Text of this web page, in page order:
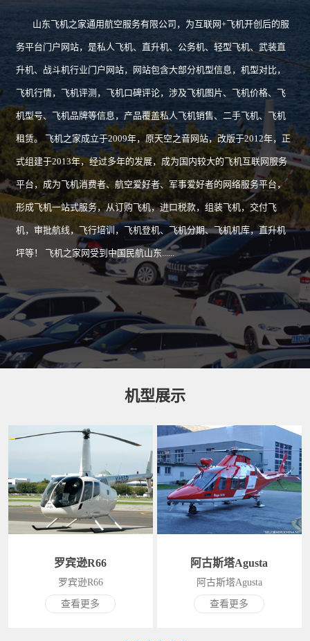
山东飞机之家通用航空服务有限公司，为互联网+飞机开创后的服
务平台门户网站，是私人飞机、直升机、公务机、轻型飞机、武装直
升机、战斗机行业门户网站，网站包含大部分机型信息，机型对比，
飞机行情，飞机评测，飞机口碑评论，涉及飞机图片、飞机价格、飞
机型号、飞机品牌等信息，产品覆盖私人飞机销售、二手飞机、飞机
租赁。 飞机之家成立于2009年，原天空之音网站，改版于2012年，正
式组建于2013年，经过多年的发展，成为国内较大的飞机互联网服务
平台，成为飞机消费者、航空爱好者、军事爱好者的网络服务平台，
形成飞机一站式服务，从订购飞机，进口税款，组装飞机，交付飞
机，审批航线，飞行培训，飞机登机、飞机分期、飞机机库，直升机
坪等！ 飞机之家网受到中国民航山东......
机型展示
罗宾逊R66
罗宾逊R66
查看更多
阿古斯塔Agusta
阿古斯塔Agusta
查看更多